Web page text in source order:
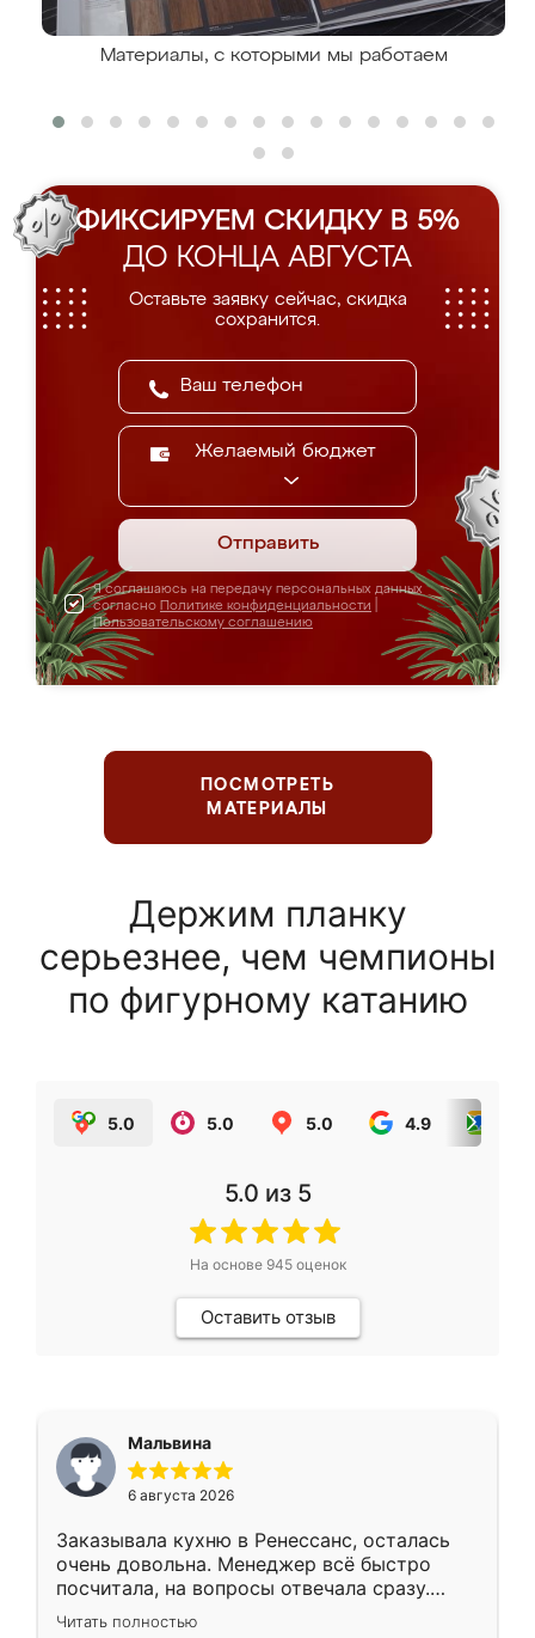
Материалы, с которыми мы работаем
ФИКСИРУЕМ СКИДКУ В 5%
ДО КОНЦА АВГУСТА
Оставьте заявку сейчас, скидка
сохранится.
Желаемый бюджет
Отправить
Я соглашаюсь на передачу персональных данных
согласно Политике конфиденциальности
Пользовательскому соглашению
ПОСМОТРЕТЬ
МАТЕРИАЛЫ
Держим планку
серьезнее, чем чемпионы
по фигурному катанию
5.0 5.0 5.0 4.9
5.0 из 5
На основе 945оценок
Оставить отзыв
Мальвина
6 августа 2026
Заказывала кухню в Ренессанс, осталась
очень довольна. Менеджер всё быстро
посчитала, на вопросы отвечала сразу.
Замерщик приехал в субботу, подошёл к
Читать полностью